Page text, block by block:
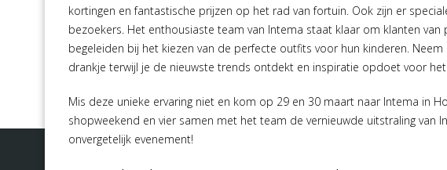
kortingen en fantastische prijzen op het rad van fortuin. Ook zijn er
bezoekers. Het enthousiaste team van Intema staat klaar om klanten
begeleiden bij het kiezen van de perfecte outfits voor hun kinderen.
drankje terwijl je de nieuwste trends ontdekt en inspiratie opdoet voor
Mis deze unieke ervaring niet en kom op 29 en 30 maart naar Intema in
shopweekend en vier samen met het team de vernieuwde uitstraling van
onvergetelijk evenement!